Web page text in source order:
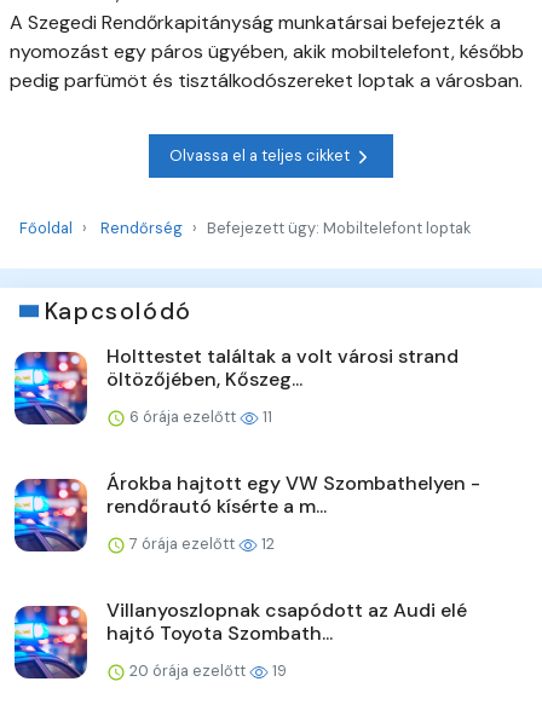
A Szegedi Rendőrkapitányság munkatársai befejezték a
nyomozást egy páros ügyében, akik mobiltelefont, később
pedig parfümöt és tisztálkodószereket loptak a városban.
Olvassa el a teljes cikket
Főoldal Rendőrség Befejezett ügy: Mobiltelefont loptak
Kapcsolódó
Holttestet találtak a volt városi strand
öltözőjében, Kőszeg...
6 órája ezelőtt 11
Árokba hajtott egy VW Szombathelyen -
rendőrautó kísérte a m...
7 órája ezelőtt 12
Villanyoszlopnak csapódott az Audi elé
hajtó Toyota Szombath...
20 órája ezelőtt 19